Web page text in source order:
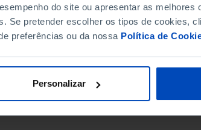
do site ou apresentar as melhores
Se pretender escolher os tipos de cookies,
preferências ou da nossa Política de
Personalizar
DE FIM